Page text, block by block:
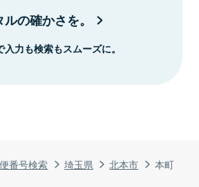
番号検索 埼玉県 北本市 本町
の確かさを。
力も検索もスムーズに。